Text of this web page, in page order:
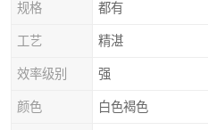
规格 都有
工艺 精湛
效率级别 强
颜色 白色褐色